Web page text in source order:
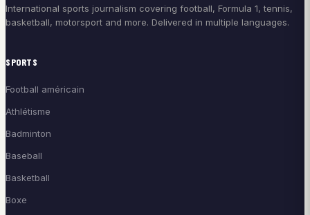
International sports journalism covering football, Formula 1, tennis,
basketball, motorsport and more. Delivered in multiple languages.
SPORTS
Football américain
Athlétisme
Badminton
Baseball
Basketball
Boxe